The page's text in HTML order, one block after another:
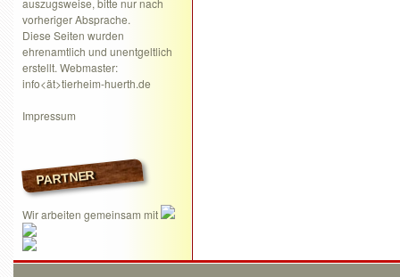
auszugsweise, bitte nur nach
vorheriger Absprache.
Diese Seiten wurden
ehrenamtlich und unentgeltlich
erstellt. Webmaster:
info<ät>tierheim-huerth.de
Impressum
PARTNER
Wir arbeiten gemeinsam mit